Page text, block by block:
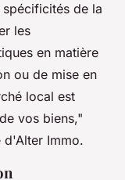
de la
les
en matière
ou de mise en
local est
vos biens,"
d'Alter Immo.